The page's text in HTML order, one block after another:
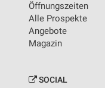
Öffnungszeiten
Alle Prospekte
Angebote
Magazin
SOCIAL